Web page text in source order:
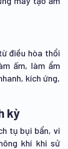
điều hòa thổi
ấm, làm ẩm
kích ứng,
kỳ
tụ bụi bẩn, vi
khí khi sử